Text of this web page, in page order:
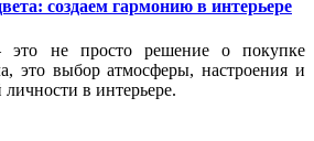
создаем гармонию в интерьере
не просто решение о покупке
это выбор атмосферы, настроения и
в интерьере.